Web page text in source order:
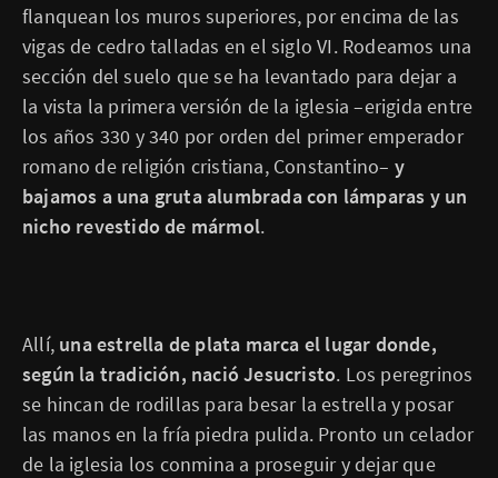
flanquean los muros superiores, por encima de las
vigas de cedro talladas en el siglo VI. Rodeamos una
sección del suelo que se ha levantado para dejar a
la vista la primera versión de la iglesia –erigida entre
los años 330 y 340 por orden del primer emperador
romano de religión cristiana, Constantino– y
bajamos a una gruta alumbrada con lámparas y un
nicho revestido de mármol.
Allí, una estrella de plata marca el lugar donde,
según la tradición, nació Jesucristo. Los peregrinos
se hincan de rodillas para besar la estrella y posar
las manos en la fría piedra pulida. Pronto un celador
de la iglesia los conmina a proseguir y dejar que